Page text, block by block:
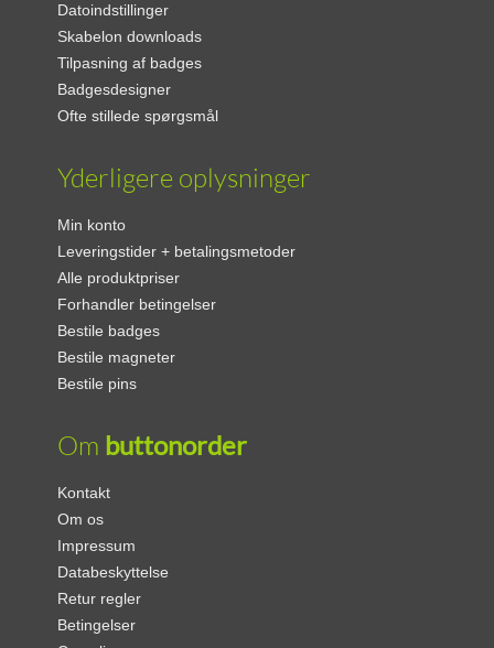
Datoindstillinger
Skabelon downloads
Tilpasning af badges
Badgesdesigner
Ofte stillede spørgsmål
Yderligere oplysninger
Min konto
Leveringstider + betalingsmetoder
Alle produktpriser
Forhandler betingelser
Bestile badges
Bestile magneter
Bestile pins
Om buttonorder
Kontakt
Om os
Impressum
Databeskyttelse
Retur regler
Betingelser